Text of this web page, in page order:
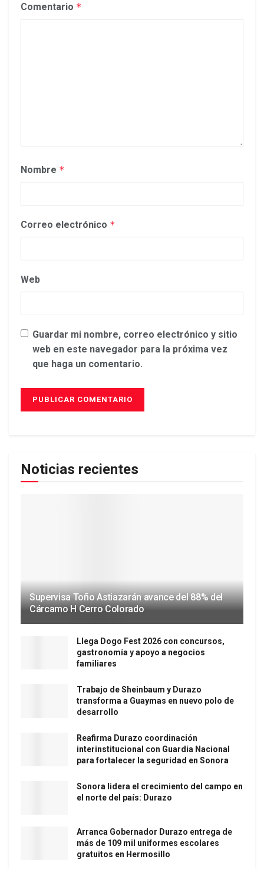
Comentario *
Nombre *
Correo electrónico *
Web
Guardar mi nombre, correo electrónico y sitio
web en este navegador para la próxima vez
que haga un comentario.
Noticias recientes
Supervisa Toño Astiazarán avance del 88% del
Cárcamo H Cerro Colorado
Llega Dogo Fest 2026 con concursos,
gastronomía y apoyo a negocios
familiares
Trabajo de Sheinbaum y Durazo
transforma a Guaymas en nuevo polo de
desarrollo
Reafirma Durazo coordinación
interinstitucional con Guardia Nacional
para fortalecer la seguridad en Sonora
Sonora lidera el crecimiento del campo en
el norte del país: Durazo
Arranca Gobernador Durazo entrega de
más de 109 mil uniformes escolares
gratuitos en Hermosillo